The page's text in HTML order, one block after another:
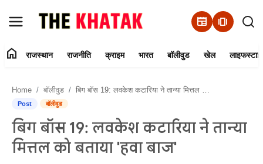
newspaper amp_stories
Contact Us
राजस्थान
home राजस्थान राजनीति क्राइम भारत बॉलीवुड खेल
Home बॉलीवुड बिग बॉस 19: लवकेश कटारिया ने तान्या मित्तल को बताया 'हवा बाज'
Post बॉलीवुड
बिग बॉस 19: लवकेश कटारिया ने तान्या
मित्तल को बताया 'हवा बाज'